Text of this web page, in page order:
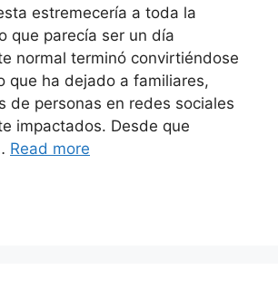
estremecería a toda la
que parecía ser un día
normal terminó convirtiéndose
que ha dejado a familiares,
de personas en redes sociales
impactados. Desde que
Read more